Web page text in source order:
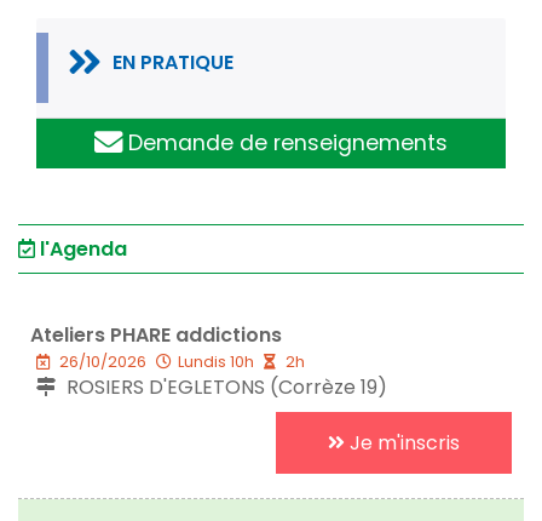
EN PRATIQUE
Demande de renseignements
l'Agenda
Ateliers PHARE addictions
26/10/2026 Lundis 10h 2h
ROSIERS D'EGLETONS (Corrèze 19)
Je m'inscris